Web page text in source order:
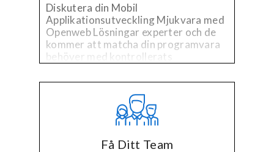
Diskutera din Mobil
Applikationsutveckling Mjukvara med
Openweb Lösningar experter och de
kommer att matcha din programvara
behöver med kontrollerats
speciella teknik och erfarenhet från
Få Ditt Team